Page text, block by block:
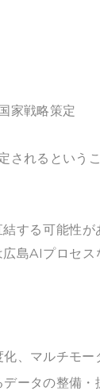
家戦略策定
れるというこ
する可能性
島AIプロセ
、マルチモー
ータの整備・